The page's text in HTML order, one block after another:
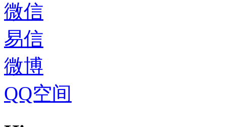
微信
易信
微博
QQ空间